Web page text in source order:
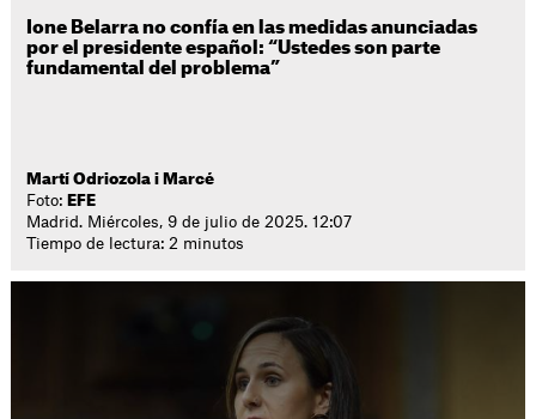
Ione Belarra no confía en las medidas anunciadas
por el presidente español: “Ustedes son parte
fundamental del problema”
Martí Odriozola i Marcé
Foto: EFE
Madrid. Miércoles, 9 de julio de 2025. 12:07
Tiempo de lectura: 2 minutos